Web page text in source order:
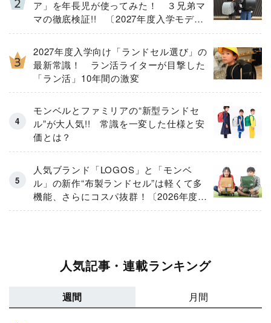
ア」を年長児が使ってみた！ ３兄弟マ
マの徹底検証!! 〔2027年度入学モデ
ル〕
2027年度入学向け「ランドセル選び」の
最新常識！ ラン活ライターが目撃した
「ラン活」10年間の激変
モンベルとファミリアの“新型ランドセ
ル”が大人気!! 常識を一変した仕様と安
価とは？
人気ブランド「LOGOS」と「モンベ
ル」の新作“布製ランドセル”は軽くて多
機能、さらにコスパ抜群！〔2026年度モ
デル〕
人気記事・連載ランキング
週間 月間